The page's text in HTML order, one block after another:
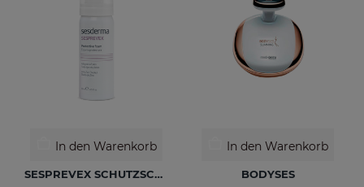
In den Warenkorb
SESPREVEX SCHUTZSCHAUM 50 Ml
In den Warenkorb
BODYSES